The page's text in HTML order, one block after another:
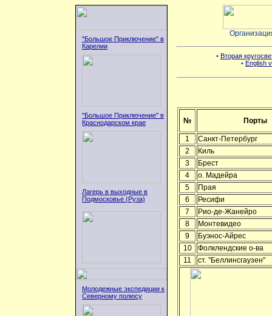
"Большое Приключение" в
Карелии
"Большое Приключение" в
Краснодарском крае
Лагерь в выходные в
Подмосковье (Руза)
Молодежные экспедиции к
Северному полюсу
• Вторая
• English
№ Порты
1
Санкт-Петербург
2
Киль
3
Брест
4
о. Мадейра
5
Прая
6
Ресифи
7
Рио-де-Жанейро
8
Монтевидео
9
Буэнос-Айрес
10
Фолклендские о-ва
11
ст. "Беллинсгаузен"